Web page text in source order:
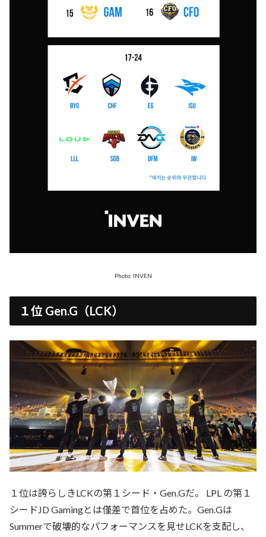
Photo: INVEN
１位 Gen.G（LCK）
１位は誇らしきLCKの第１シード・Gen.Gだ。 LPL の第１
シードJD Gamingとは僅差で首位を占めた。Gen.Gは
Summerで破壊的なパフォーマンスを見せLCKを支配し、